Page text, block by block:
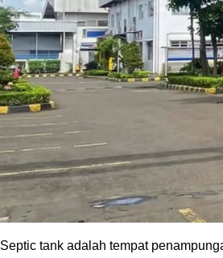
Masalah pada toilet atau WC sering
resmi adalah solusinya. Dengan
seharusnya sehingga tidak
aturan?
Hal di atas sangat penting sehingga
pemerintah daerah setempat.
Kemana Tempat
Septic tank adalah tempat